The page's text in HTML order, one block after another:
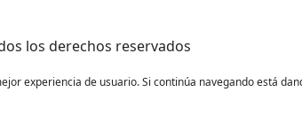
los derechos reservados
experiencia de usuario. Si continúa navegando está